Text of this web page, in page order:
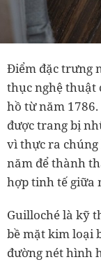
Điểm đặc trưng
thục nghệ thuật
hồ từ năm
được trang bị
vì thực ra
năm để thành
hợp tinh tế giữa
Guilloché là kỹ
bề mặt kim loại
đường nét hình